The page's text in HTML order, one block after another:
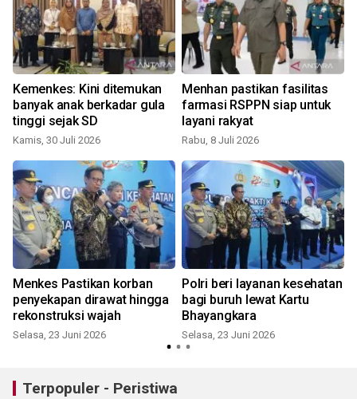
Kemenkes: Kini ditemukan
banyak anak berkadar gula
tinggi sejak SD
Kamis, 30 Juli 2026
Menhan pastikan fasilitas
farmasi RSPPN siap untuk
layani rakyat
Rabu, 8 Juli 2026
Menkes Pastikan korban
penyekapan dirawat hingga
rekonstruksi wajah
Selasa, 23 Juni 2026
Polri beri layanan kesehatan
bagi buruh lewat Kartu
Bhayangkara
Selasa, 23 Juni 2026
Terpopuler - Peristiwa